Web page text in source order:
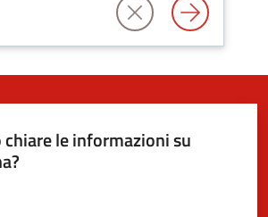
chiare le informazioni su